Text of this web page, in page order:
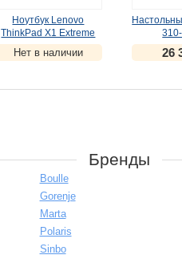
Ноутбук Lenovo
ThinkPad X1 Extreme
G3 T (20TK002YRT)
(УЦЕНКА)
Нет в наличии
(
26
Бренды
Boulle
Gorenje
Marta
Polaris
Sinbo